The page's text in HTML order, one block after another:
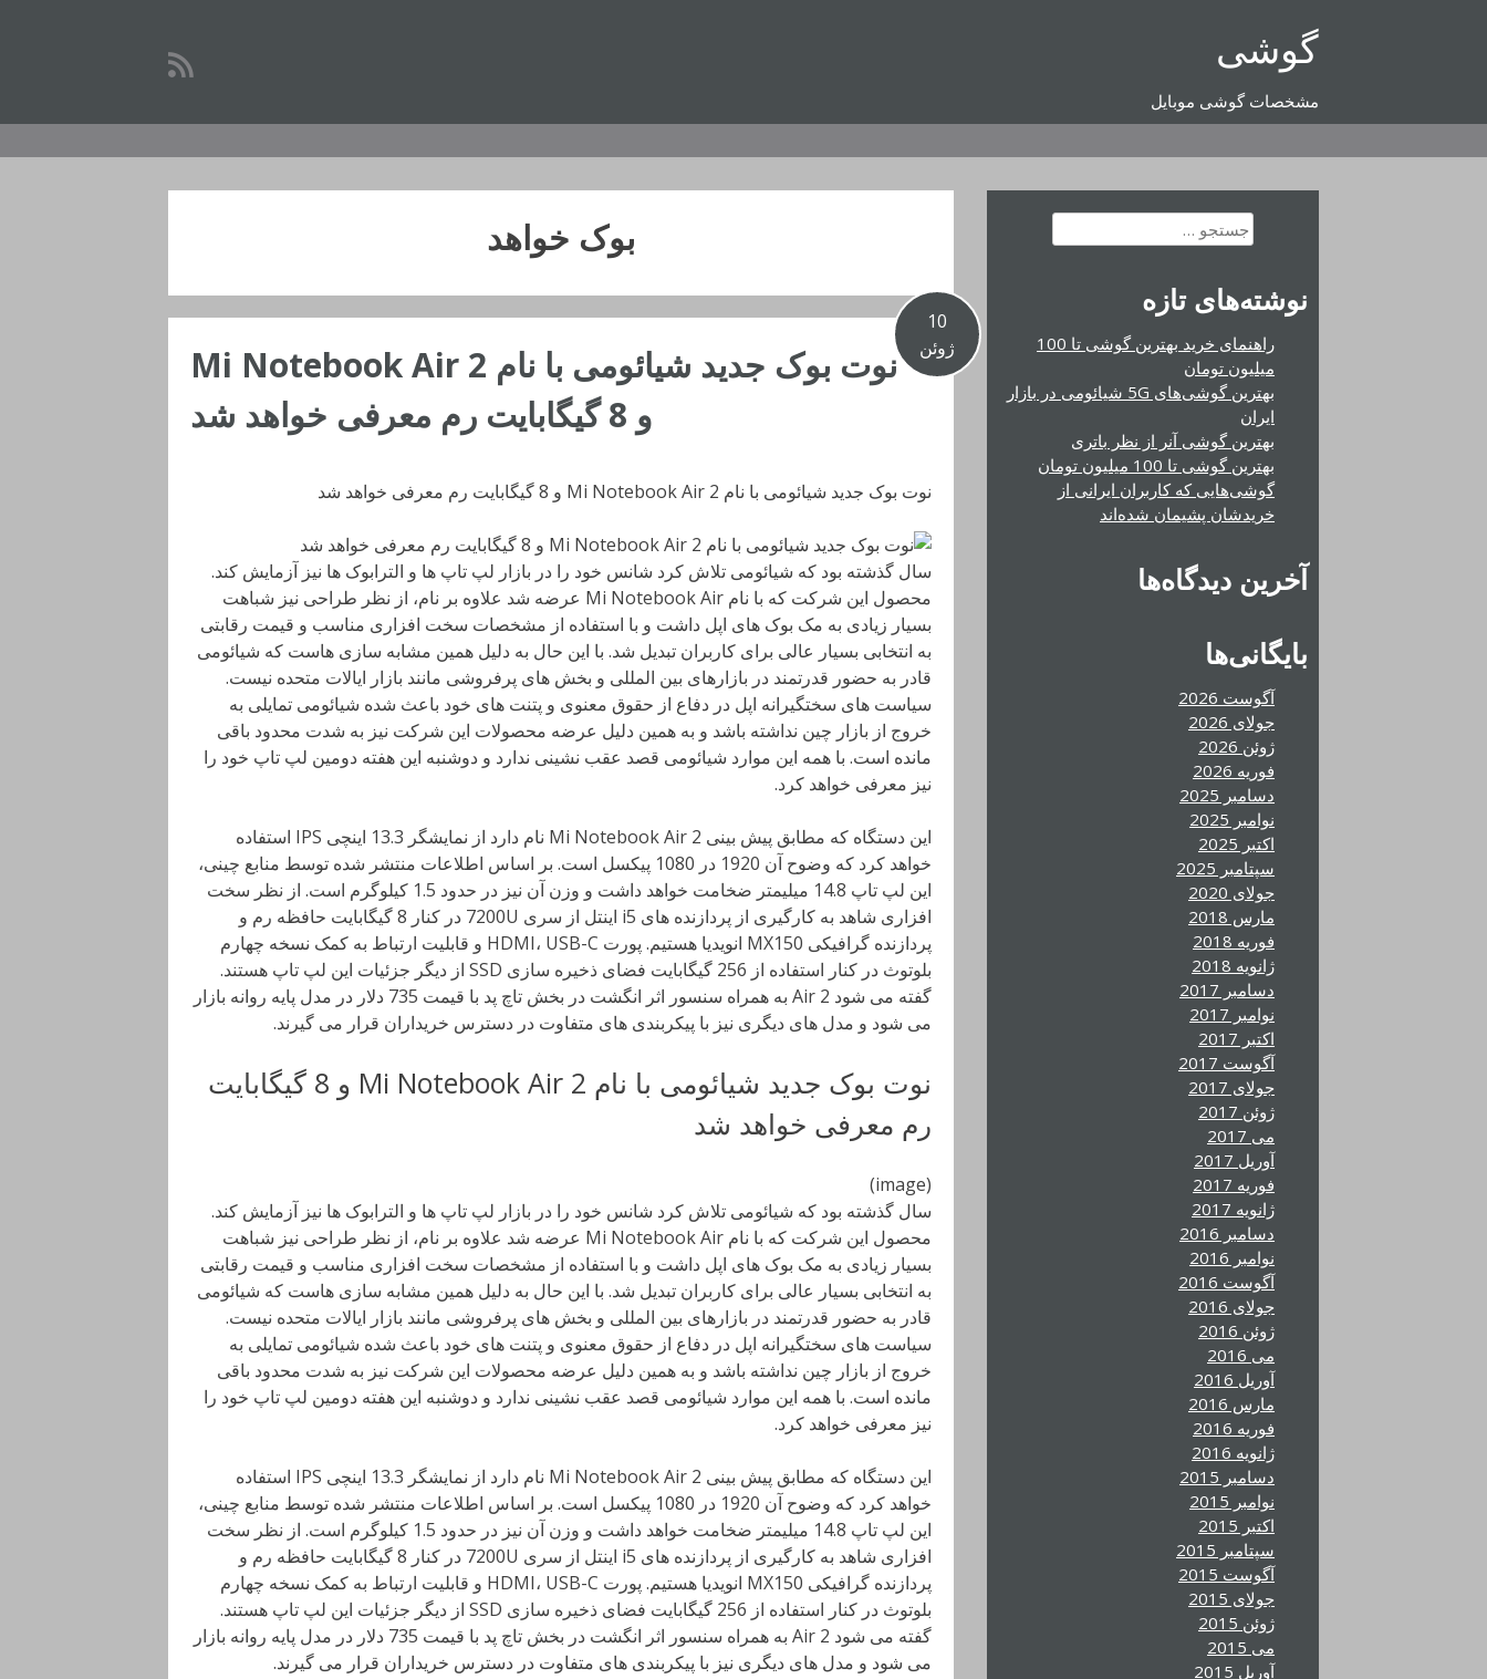
گوشی
مشخصات گوشی موبایل
بوک خواهد
10
ژوئن
نوت بوک جدید شیائومی با نام Mi Notebook Air 2
و 8 گیگابایت رم معرفی خواهد شد
نوت بوک جدید شیائومی با نام Mi Notebook Air 2 و 8 گیگابایت رم معرفی خواهد شد
سال گذشته بود که شیائومی تلاش کرد شانس خود را در بازار لپ تاپ ها و الترابوک ها نیز آزمایش کند.
محصول این شرکت که با نام Mi Notebook Air عرضه شد علاوه بر نام، از نظر طراحی نیز شباهت
بسیار زیادی به مک بوک های اپل داشت و با استفاده از مشخصات سخت افزاری مناسب و قیمت رقابتی
به انتخابی بسیار عالی برای کاربران تبدیل شد. با این حال به دلیل همین مشابه سازی هاست که شیائومی
قادر به حضور قدرتمند در بازارهای بین المللی و بخش های پرفروشی مانند بازار ایالات متحده نیست.
سیاست های سختگیرانه اپل در دفاع از حقوق معنوی و پتنت های خود باعث شده شیائومی تمایلی به
خروج از بازار چین نداشته باشد و به همین دلیل عرضه محصولات این شرکت نیز به شدت محدود باقی
مانده است. با همه این موارد شیائومی قصد عقب نشینی ندارد و دوشنبه این هفته دومین لپ تاپ خود را
نیز معرفی خواهد کرد.
این دستگاه که مطابق پیش بینی Mi Notebook Air 2 نام دارد از نمایشگر 13.3 اینچی IPS استفاده
خواهد کرد که وضوح آن 1920 در 1080 پیکسل است. بر اساس اطلاعات منتشر شده توسط منابع چینی،
این لپ تاپ 14.8 میلیمتر ضخامت خواهد داشت و وزن آن نیز در حدود 1.5 کیلوگرم است. از نظر سخت
افزاری شاهد به کارگیری از پردازنده های i5 اینتل از سری 7200U در کنار 8 گیگابایت حافظه رم و
پردازنده گرافیکی MX150 انویدیا هستیم. پورت HDMI، USB-C و قابلیت ارتباط به کمک نسخه چهارم
بلوتوث در کنار استفاده از 256 گیگابایت فضای ذخیره سازی SSD از دیگر جزئیات این لپ تاپ هستند.
گفته می شود Air 2 به همراه سنسور اثر انگشت در بخش تاچ پد با قیمت 735 دلار در مدل پایه روانه بازار
می شود و مدل های دیگری نیز با پیکربندی های متفاوت در دسترس خریداران قرار می گیرند.
نوت بوک جدید شیائومی با نام Mi Notebook Air 2 و 8 گیگابایت
رم معرفی خواهد شد
(image)
سال گذشته بود که شیائومی تلاش کرد شانس خود را در بازار لپ تاپ ها و الترابوک ها نیز آزمایش کند.
محصول این شرکت که با نام Mi Notebook Air عرضه شد علاوه بر نام، از نظر طراحی نیز شباهت
بسیار زیادی به مک بوک های اپل داشت و با استفاده از مشخصات سخت افزاری مناسب و قیمت رقابتی
به انتخابی بسیار عالی برای کاربران تبدیل شد. با این حال به دلیل همین مشابه سازی هاست که شیائومی
قادر به حضور قدرتمند در بازارهای بین المللی و بخش های پرفروشی مانند بازار ایالات متحده نیست.
سیاست های سختگیرانه اپل در دفاع از حقوق معنوی و پتنت های خود باعث شده شیائومی تمایلی به
خروج از بازار چین نداشته باشد و به همین دلیل عرضه محصولات این شرکت نیز به شدت محدود باقی
مانده است. با همه این موارد شیائومی قصد عقب نشینی ندارد و دوشنبه این هفته دومین لپ تاپ خود را
نیز معرفی خواهد کرد.
این دستگاه که مطابق پیش بینی Mi Notebook Air 2 نام دارد از نمایشگر 13.3 اینچی IPS استفاده
خواهد کرد که وضوح آن 1920 در 1080 پیکسل است. بر اساس اطلاعات منتشر شده توسط منابع چینی،
این لپ تاپ 14.8 میلیمتر ضخامت خواهد داشت و وزن آن نیز در حدود 1.5 کیلوگرم است. از نظر سخت
افزاری شاهد به کارگیری از پردازنده های i5 اینتل از سری 7200U در کنار 8 گیگابایت حافظه رم و
پردازنده گرافیکی MX150 انویدیا هستیم. پورت HDMI، USB-C و قابلیت ارتباط به کمک نسخه چهارم
بلوتوث در کنار استفاده از 256 گیگابایت فضای ذخیره سازی SSD از دیگر جزئیات این لپ تاپ هستند.
گفته می شود Air 2 به همراه سنسور اثر انگشت در بخش تاچ پد با قیمت 735 دلار در مدل پایه روانه بازار
می شود و مدل های دیگری نیز با پیکربندی های متفاوت در دسترس خریداران قرار می گیرند.
جستجو
برای:
نوشته‌های تازه
راهنمای خرید بهترین گوشی تا 100
میلیون تومان
بهترین گوشی‌های 5G شیائومی در بازار
ایران
بهترین گوشی آنر از نظر باتری
بهترین گوشی تا 100 میلیون تومان
گوشی‌هایی که کاربران ایرانی از
خریدشان پشیمان شده‌اند
آخرین دیدگاه‌ها
بایگانی‌ها
آگوست 2026
جولای 2026
ژوئن 2026
فوریه 2026
دسامبر 2025
نوامبر 2025
اکتبر 2025
سپتامبر 2025
جولای 2020
مارس 2018
فوریه 2018
ژانویه 2018
دسامبر 2017
نوامبر 2017
اکتبر 2017
آگوست 2017
جولای 2017
ژوئن 2017
می 2017
آوریل 2017
فوریه 2017
ژانویه 2017
دسامبر 2016
نوامبر 2016
آگوست 2016
جولای 2016
ژوئن 2016
می 2016
آوریل 2016
مارس 2016
فوریه 2016
ژانویه 2016
دسامبر 2015
نوامبر 2015
اکتبر 2015
سپتامبر 2015
آگوست 2015
جولای 2015
ژوئن 2015
می 2015
آوریل 2015